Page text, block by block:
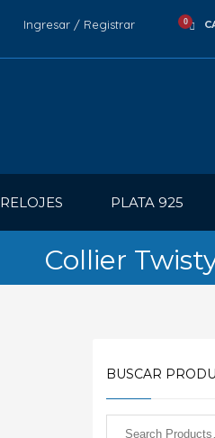
Ingresar / Registrar
RELOJES PLATA 925
Collier
BUSCAR